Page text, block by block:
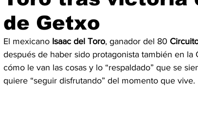
POLÍTICA ENTRETENIMIENTO JALISCO-
PABLO LEMUS EDOMEX23-POLÍTICA
de Getxo
El mexicano Isaac del Toro, ganador del 80
después de haber sido protagonista también en la
cómo le van las cosas y lo “respaldado” que se
quiere “seguir disfrutando” del momento que vive.